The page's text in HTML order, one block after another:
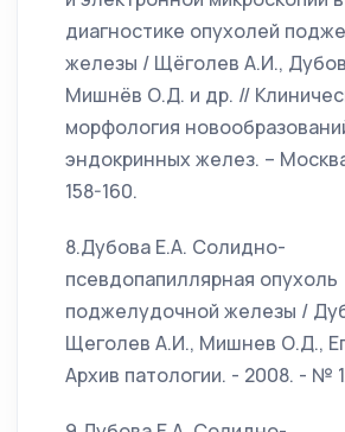
диагностике опухолей
железы / Щёголев А.И.,
Мишнёв О.Д. и др. //
морфология
эндокринных желез. –
158-160.
8.Дубова Е.А. Солидно-
псевдопапиллярная опухоль
поджелудочной железы /
Щеголев А.И., Мишнев О.Д.,
Архив патологии. - 2008. - №